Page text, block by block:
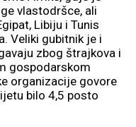
vlastodršce, ali
Libiju i Tunis
Veliki gubitnik je i
zbog štrajkova i
gospodarskom
organizacije govore
bilo 4,5 posto